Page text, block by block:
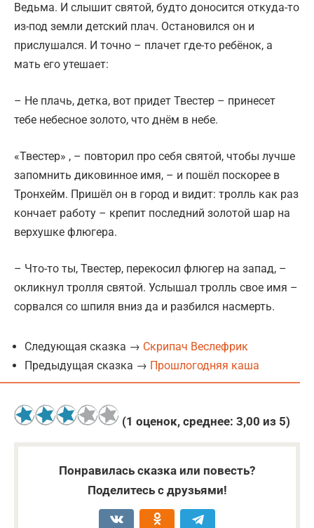
Ведьма. И слышит святой, будто доносится откуда-то
из-под земли детский плач. Остановился он и
прислушался. И точно – плачет где-то ребёнок, а
мать его утешает:
– Не плачь, детка, вот придет Твестер – принесет
тебе небесное золото, что днём в небе.
«Твестер» , – повторил про себя святой, чтобы лучше
запомнить диковинное имя, – и пошёл поскорее в
Тронхейм. Пришёл он в город и видит: тролль как раз
кончает работу – крепит последний золотой шар на
верхушке флюгера.
– Что-то ты, Твестер, перекосил флюгер на запад, –
окликнул тролля святой. Услышал тролль свое имя –
сорвался со шпиля вниз да и разбился насмерть.
Следующая сказка → Скрипач Веслефрик
Предыдущая сказка → Прошлогодняя каша
(1 оценок, среднее: 3,00 из 5)
Понравилась сказка или повесть?
Поделитесь с друзьями!